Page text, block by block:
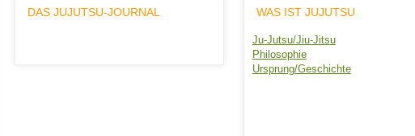
DAS JUJUTSU-JOURNAL WAS IST JUJUTSU
Ju-Jutsu/Jiu-Jitsu
Philosophie
Ursprung/Geschichte